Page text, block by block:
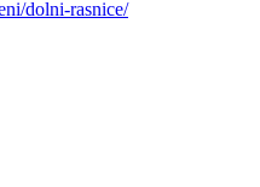
dolni-rasnice/